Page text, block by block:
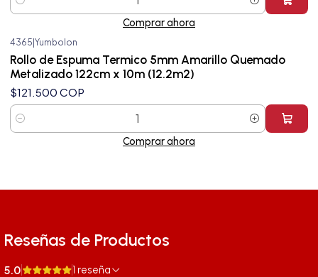
Cantidad
Comprar ahora
4365 Yumbolon
Rollo de Espuma Termico 5mm Amarillo Quemado
Metalizado 122cm x 10m (12.2m2)
$121.500 COP
Cantidad
Comprar ahora
Reseñas de Productos
5.0 1 reseña